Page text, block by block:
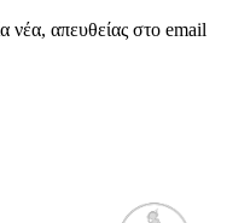
νέα, απευθείας στο email